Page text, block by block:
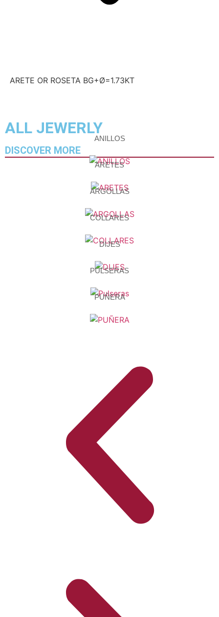
ARETE OR ROSETA BG+Ø=1.73KT
ALL JEWERLY
DISCOVER MORE
ANILLOS
ARETES
ARGOLLAS
COLLARES
DIJES
PULSERAS
PUÑERA